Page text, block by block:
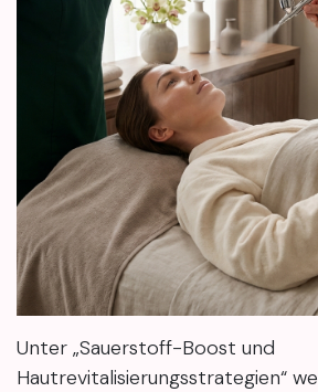
Unter „Sauerstoff-Boost und
Hautrevitalisierungsstrategien“